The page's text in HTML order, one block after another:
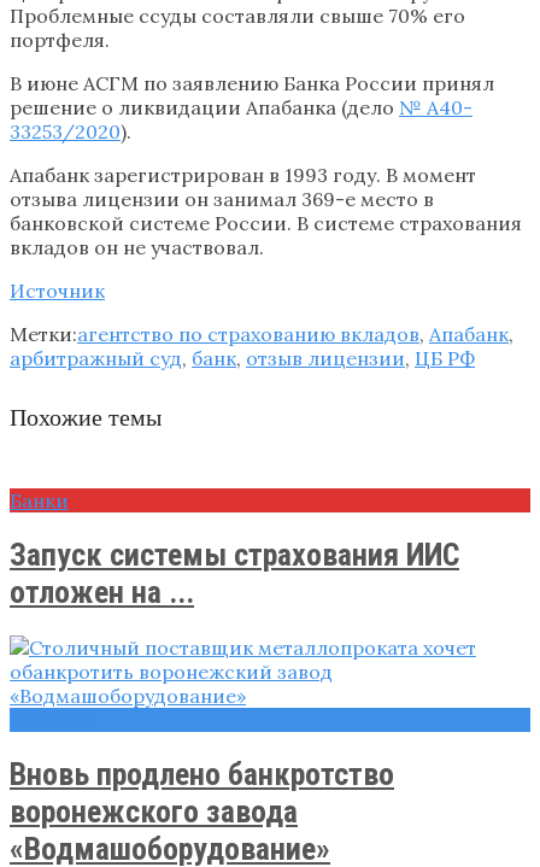
Проблемные ссуды составляли свыше 70% его
портфеля.
В июне АСГМ по заявлению Банка России принял
решение о ликвидации Апабанка (дело № А40-
33253/2020).
Апабанк зарегистрирован в 1993 году. В момент
отзыва лицензии он занимал 369-е место в
банковской системе России. В системе страхования
вкладов он не участвовал.
Источник
Метки:агентство по страхованию вкладов, Апабанк,
арбитражный суд, банк, отзыв лицензии, ЦБ РФ
Похожие темы
Банки
Запуск системы страхования ИИС
отложен на ...
Вновь продлено банкротство
воронежского завода
«Водмашоборудование»